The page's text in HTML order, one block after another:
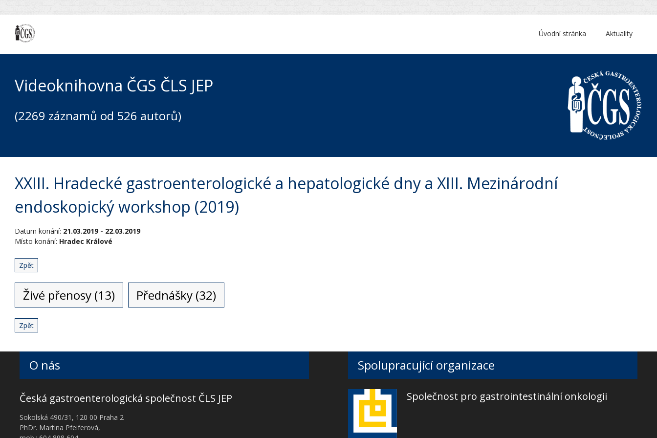
Aktuality
Úvodní stránka
Videoknihovna ČGS ČLS JEP
(2269 záznamů od 526 autorů)
XXIII. Hradecké gastroenterologické a hepatologické dny a XIII. Mezinárodní
endoskopický workshop (2019)
Datum konání: 21.03.2019 - 22.03.2019
Místo konání: Hradec Králové
Zpět
Živé přenosy (13) Přednášky (32)
Zpět
O nás
Česká gastroenterologická společnost ČLS JEP
Sokolská 490/31, 120 00 Praha 2
PhDr. Martina Pfeiferová,
Spolupracující organizace
Společnost pro gastrointestinální onkologii